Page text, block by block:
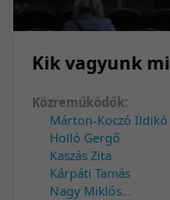
Kik vagyunk
Közreműködők:
Márton-Koczó Ildikó
Holló Gergő
Kaszás Zita
Kárpáti Tamás
Nagy Miklós